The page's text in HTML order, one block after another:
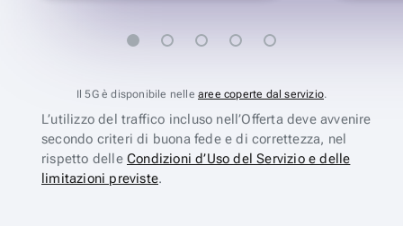
Il 5G è disponibile nelle aree coperte dal servizio.
L’utilizzo del traffico incluso nell’Offerta deve avvenire
secondo criteri di buona fede e di correttezza, nel
rispetto delle Condizioni d’Uso del Servizio e delle
limitazioni previste.